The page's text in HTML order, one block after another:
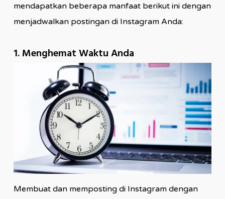
mendapatkan beberapa manfaat berikut ini dengan
menjadwalkan postingan di Instagram Anda:
1. Menghemat Waktu Anda
Membuat dan memposting di Instagram dengan